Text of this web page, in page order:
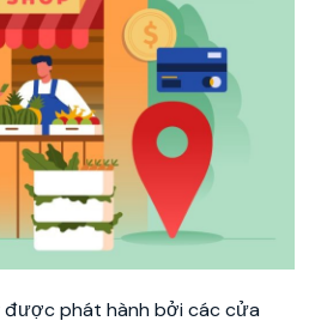
được phát hành bởi các cửa